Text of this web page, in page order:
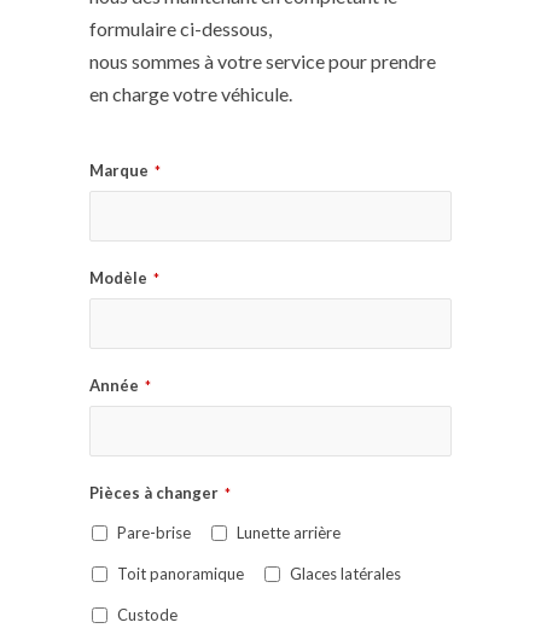
formulaire ci-dessous,
nous sommes à votre service pour prendre
en charge votre véhicule.
Marque *
Modèle *
Année *
Pièces à changer *
Pare-brise Lunette arrière
Toit panoramique Glaces latérales
Custode